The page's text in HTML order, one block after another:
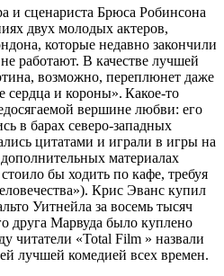
и сценариста Брюса Робинсона
двух молодых актеров,
которые недавно закончили
работают. В качестве лучшей
возможно, переплюнет даже
и короны». Какое-то
вершине любви: его
в барах северо-западных
цитатами и играли в игры на
материалах
бы ходить по кафе, требуя
Крис Эванс купил
Уитнейла за восемь тысяч
друга Марвуда было куплено
читатели «Total Film » назвали
лучшей комедией всех времен.